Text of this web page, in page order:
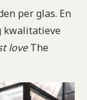
per glas. En
kwalitatieve
loveThe